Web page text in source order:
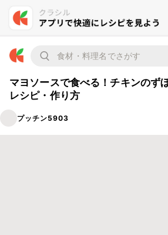
マヨソースで食べる！チキンのず
レシピ・作り方
プッチン5903